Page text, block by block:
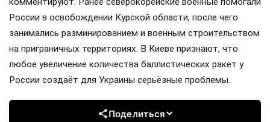
России в освобождении Курской области, после чего
занимались разминированием и военным строительством
на приграничных территориях. В Киеве признают, что
любое увеличение количества баллистических ракет у
России создаёт для Украины серьёзные проблемы.
Поделиться